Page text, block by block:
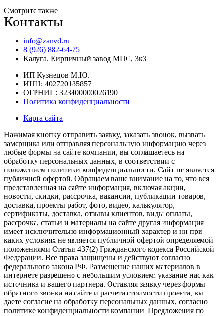
Смотрите также
Контакты
info@zanvd.ru
8 (926) 882-64-75
Калуга. Кирпичный завод МПС, 3к3
ИП Кузнецов М.Ю.
ИНН: 402720185857
ОГРНИП: 323400000026190
Политика конфиденциальности
Карта сайта
Нажимая кнопку отправить заявку, заказать звонок, вызвать
замерщика или отправляя персональную информацию через
любые формы на сайте компании, вы соглашаетесь на
обработку персональных данных, в соответствии с
положением политики конфиденциальности. Сайт не является
публичной офертой. Обращаем ваше внимание на то, что вся
представленная на сайте информация, включая акции,
новости, скидки, рассрочка, вакансии, публикации товаров,
доставка, проекты работ, фото, видео, калькулятор,
сертификаты, доставка, отзывы клиентов, виды оплаты,
рассрочка, статьи и материалы на сайте другая информация
имеет исключительно информационный характер и ни при
каких условиях не является публичной офертой определяемой
положениями Статьи 437(2) Гражданского кодекса Российской
Федерации. Все права защищены и действуют согласно
федерального закона РФ. Размещение наших материалов в
интернете разрешено с небольшим условием: указание нас как
источника и вашего партнера. Оставляя заявку через формы
обратного звонка на сайте и расчета стоимости проекта, вы
даете согласие на обработку персональных данных, согласно
политике конфиденциальности компании. Предложения по